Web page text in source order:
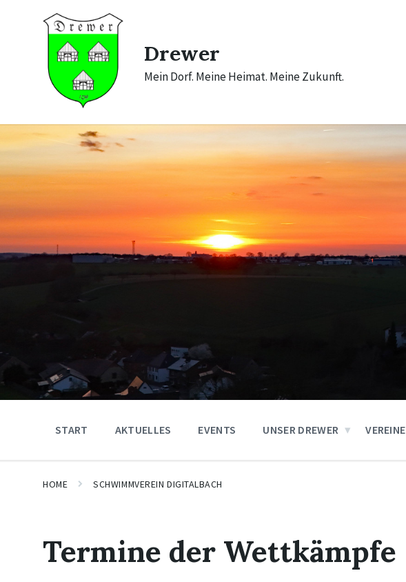
Drewer
Mein Dorf. Meine Heimat. Meine Zukunft.
START AKTUELLES EVENTS UNSER DREWER VEREINE
HOME SCHWIMMVEREIN DIGITALBACH
Termine der Wettkämpfe